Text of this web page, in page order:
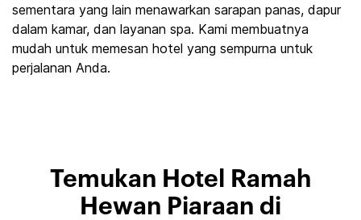
sementara yang lain menawarkan sarapan panas, dapur
dalam kamar, dan layanan spa. Kami membuatnya
mudah untuk memesan hotel yang sempurna untuk
perjalanan Anda.
Temukan Hotel Ramah
Hewan Piaraan di